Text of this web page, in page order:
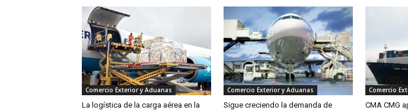
Comercio Exterior y Aduanas
La logística de la carga aérea en la
Comercio Exterior y Aduanas
Sigue creciendo la demanda de
Comercio
CMA CMG